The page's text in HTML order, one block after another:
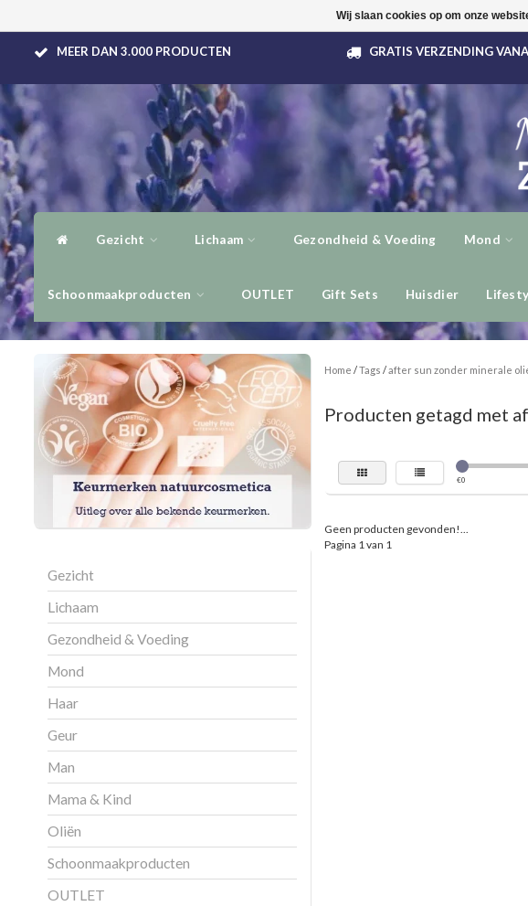
MEER DAN 3.000 PRODUCTEN GRATIS VERZENDING
Gezicht Lichaam Gezondheid & Voeding Mond
Schoonmaakproducten OUTLET Gift Sets Huisdier
Gezicht
Lichaam
Gezondheid & Voeding
Mond
Haar
Geur
Man
Mama & Kind
Oliën
Schoonmaakproducten
OUTLET
Home /Tags /after sun zonder minerale
Producten getagd met
€0
Geen producten gevonden!...
Pagina 1 van 1
Wij slaan cookies op om onze